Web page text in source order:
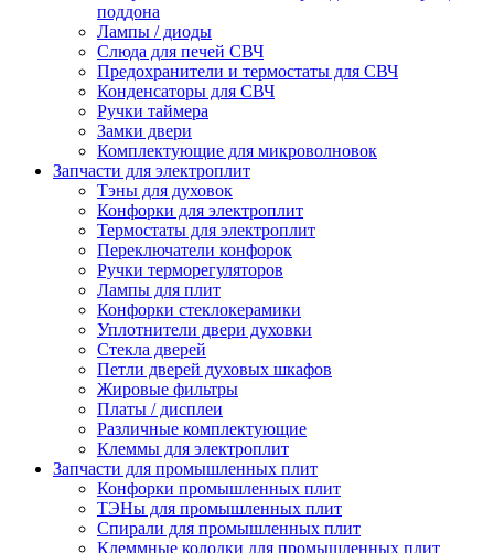
поддона
Лампы / диоды
Слюда для печей СВЧ
Предохранители и термостаты для СВЧ
Конденсаторы для СВЧ
Ручки таймера
Замки двери
Комплектующие для микроволновок
Запчасти для электроплит
Тэны для духовок
Конфорки для электроплит
Термостаты для электроплит
Переключатели конфорок
Ручки терморегуляторов
Лампы для плит
Конфорки стеклокерамики
Уплотнители двери духовки
Стекла дверей
Петли дверей духовых шкафов
Жировые фильтры
Платы / дисплеи
Различные комплектующие
Клеммы для электроплит
Запчасти для промышленных плит
Конфорки промышленных плит
ТЭНы для промышленных плит
Спирали для промышленных плит
Клеммные колодки для промышленных плит